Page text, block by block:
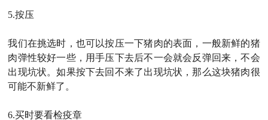
5.按压
我们在挑选时，也可以按压一下猪肉的表面，一般新鲜的猪
肉弹性较好一些，用手压下去后不一会就会反弹回来，不会
出现坑状。如果按下去回不来了出现坑状，那么这块猪肉很
可能不新鲜了。
6.买时要看检疫章